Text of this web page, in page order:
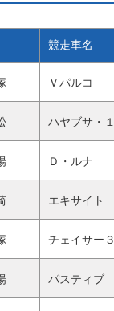
競走車名
Ｖパルコ
ハヤブサ・１
Ｄ・ルナ
エキサイト
チェイサー３
パスティブ